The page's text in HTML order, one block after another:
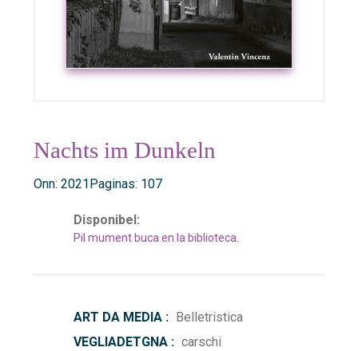
Nachts im Dunkeln
Onn: 2021Paginas: 107
Disponibel:
Pil mument buca en la biblioteca.
ART DA MEDIA : Belletristica
VEGLIADETGNA : carschi